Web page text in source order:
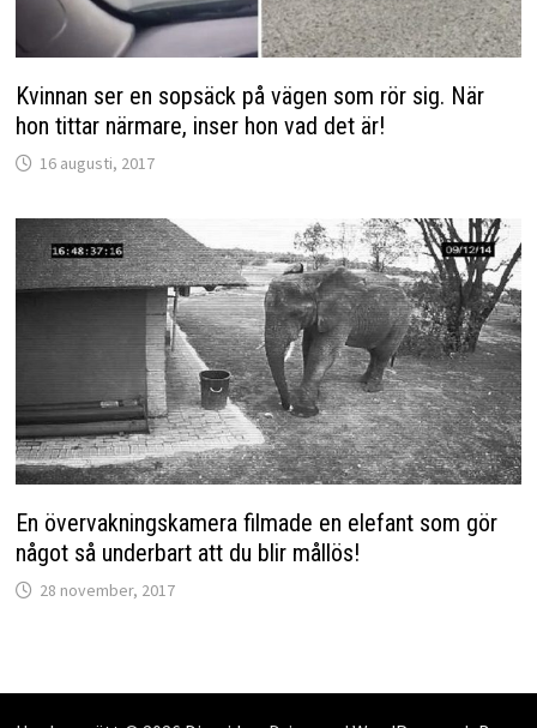
Kvinnan ser en sopsäck på vägen som rör sig. När
hon tittar närmare, inser hon vad det är!
16 augusti, 2017
En övervakningskamera filmade en elefant som gör
något så underbart att du blir mållös!
28 november, 2017